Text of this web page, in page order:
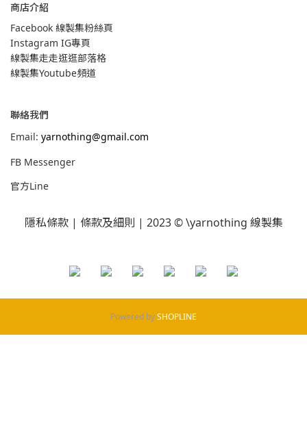
商店介紹
Facebook 線製集粉絲頁
Instagram IG專頁
線製集走走逛逛部落格
線製集Youtube頻道
聯絡我們
Email: yarnothing@gmail.com
FB Messenger
官方Line
隱私條款 | 條款及細則 | 2023 © \yarnothing 線製集
Powered bySHOPLINE